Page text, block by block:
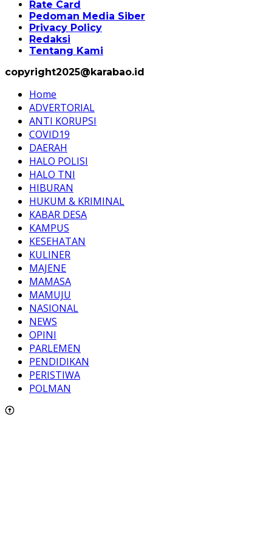
Rate Card
Pedoman Media Siber
Privacy Policy
Redaksi
Tentang Kami
copyright2025@karabao.id
Home
ADVERTORIAL
ANTI KORUPSI
COVID19
DAERAH
HALO POLISI
HALO TNI
HIBURAN
HUKUM & KRIMINAL
KABAR DESA
KAMPUS
KESEHATAN
KULINER
MAJENE
MAMASA
MAMUJU
NASIONAL
NEWS
OPINI
PARLEMEN
PENDIDIKAN
PERISTIWA
POLMAN